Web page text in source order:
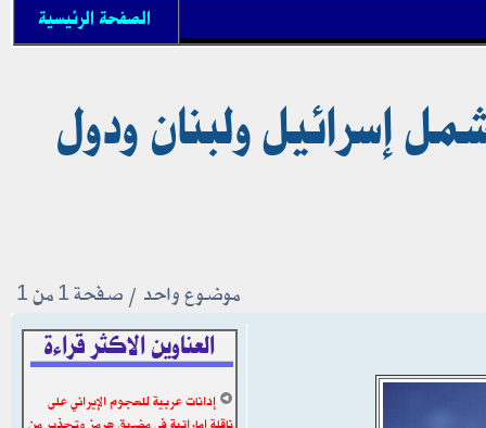
الصفحة الرئيسية
إسرائيل ولبنان ودول
موضوع واحد • صفحة1من1
العناوين الاكثر قراءة
إدانات عربية للهجوم الإيراني على